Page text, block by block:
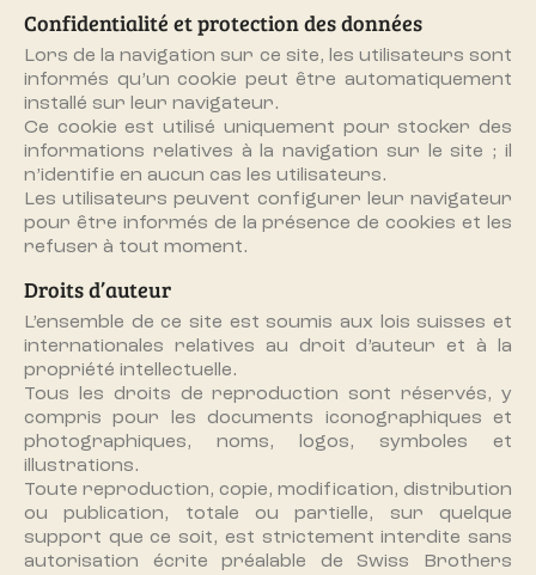
Confidentialité et protection des données
Lors de la navigation sur ce site, les utilisateurs sont
informés qu’un cookie peut être automatiquement
installé sur leur navigateur.
Ce cookie est utilisé uniquement pour stocker des
informations relatives à la navigation sur le site ; il
n’identifie en aucun cas les utilisateurs.
Les utilisateurs peuvent configurer leur navigateur
pour être informés de la présence de cookies et les
refuser à tout moment.
Droits d’auteur
L’ensemble de ce site est soumis aux lois suisses et
internationales relatives au droit d’auteur et à la
propriété intellectuelle.
Tous les droits de reproduction sont réservés, y
compris pour les documents iconographiques et
photographiques, noms, logos, symboles et
illustrations.
Toute reproduction, copie, modification, distribution
ou publication, totale ou partielle, sur quelque
support que ce soit, est strictement interdite sans
autorisation écrite préalable de Swiss Brothers